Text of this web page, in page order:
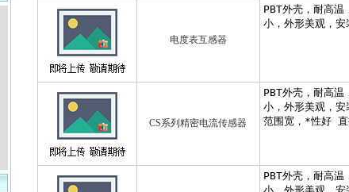
电度表互感器
CS系列精密电流传感器